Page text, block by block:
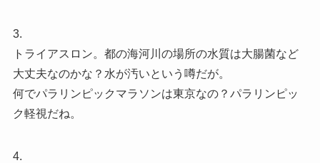
3.
トライアスロン。都の海河川の場所の水質は大腸菌など
大丈夫なのかな？水が汚いという噂だが。
何でパラリンピックマラソンは東京なの？パラリンピッ
ク軽視だね。
4.